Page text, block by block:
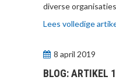
diverse
Lees volledige
8 april 2019
BLOG: ARTIKEL